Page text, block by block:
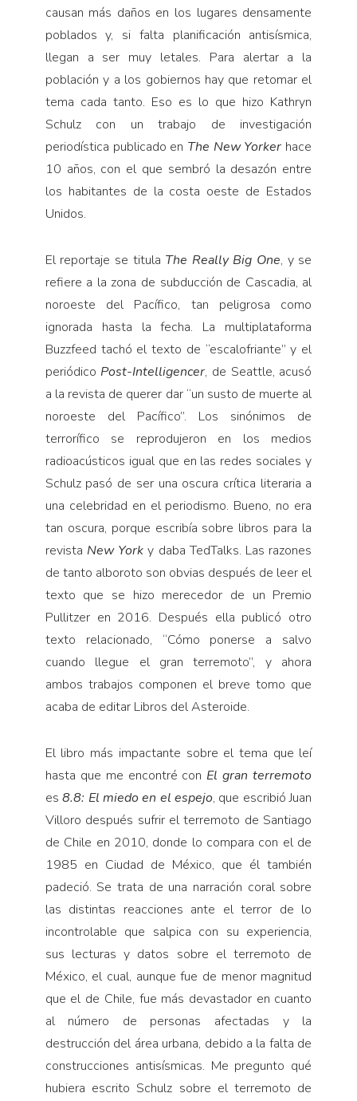
causan más daños en los lugares densamente
poblados y, si falta planificación antisísmica,
llegan a ser muy letales. Para alertar a la
población y a los gobiernos hay que retomar el
tema cada tanto. Eso es lo que hizo Kathryn
Schulz con un trabajo de investigación
periodística publicado en The New Yorker hace
10 años, con el que sembró la desazón entre
los habitantes de la costa oeste de Estados
Unidos.
El reportaje se titula The Really Big One, y se
refiere a la zona de subducción de Cascadia, al
noroeste del Pacífico, tan peligrosa como
ignorada hasta la fecha. La multiplataforma
Buzzfeed tachó el texto de “escalofriante” y el
periódico Post-Intelligencer, de Seattle, acusó
a la revista de querer dar “un susto de muerte al
noroeste del Pacífico”. Los sinónimos de
terrorífico se reprodujeron en los medios
radioacústicos igual que en las redes sociales y
Schulz pasó de ser una oscura crítica literaria a
una celebridad en el periodismo. Bueno, no era
tan oscura, porque escribía sobre libros para la
revista New Yorky daba TedTalks. Las razones
de tanto alboroto son obvias después de leer el
texto que se hizo merecedor de un Premio
Pullitzer en 2016. Después ella publicó otro
texto relacionado, “Cómo ponerse a salvo
cuando llegue el gran terremoto”, y ahora
ambos trabajos componen el breve tomo que
acaba de editar Libros del Asteroide.
El libro más impactante sobre el tema que leí
hasta que me encontré con El gran terremoto
es8.8: El miedo en el espejo, que escribió Juan
Villoro después sufrir el terremoto de Santiago
de Chile en 2010, donde lo compara con el de
1985 en Ciudad de México, que él también
padeció. Se trata de una narración coral sobre
las distintas reacciones ante el terror de lo
incontrolable que salpica con su experiencia,
sus lecturas y datos sobre el terremoto de
México, el cual, aunque fue de menor magnitud
que el de Chile, fue más devastador en cuanto
al número de personas afectadas y la
destrucción del área urbana, debido a la falta de
construcciones antisísmicas. Me pregunto qué
hubiera escrito Schulz sobre el terremoto de